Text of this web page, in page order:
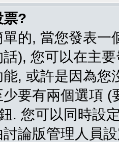
票?
的, 當您發表
), 您可以在主
, 或許是因為
要有兩個選項
. 您可以同時設
論版管理人員